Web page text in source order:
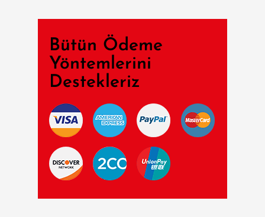
Bütün Ödeme
Yöntemlerini
Destekleriz